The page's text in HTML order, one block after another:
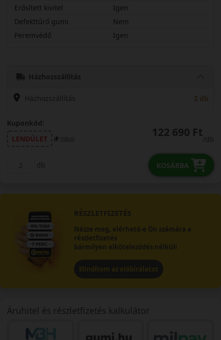
Erősített kivitel
Igen
Defekttűrő gumi
Nem
Peremvédő
Igen
Házhozszállítás
Házhozszállítás 2 db
Kuponkód:
LENDÜLET
másol 122 690 Ft
/db
db KOSÁRBA
RÉSZLETFIZETÉS
Nézze meg, elérhető-e Ön számára a
részletfizetés
bármilyen elköteleződés nélkül!
Elindítom az előbírálatot
Áruhitel és részletfizetés kalkulátor